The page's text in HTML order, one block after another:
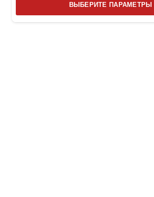
ВЫБЕРИТЕ ПАРАМЕТРЫ